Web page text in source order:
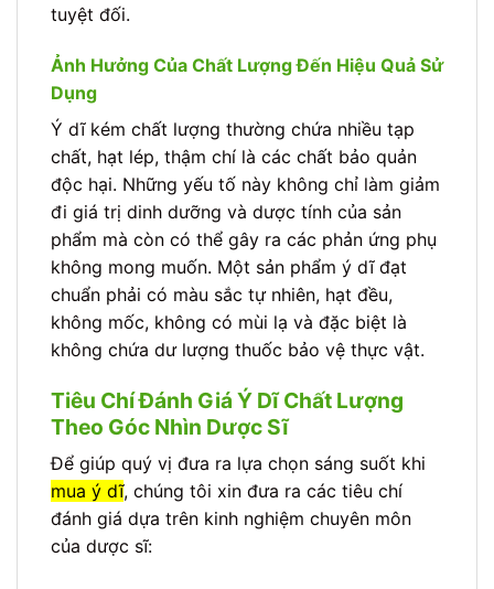
tuyệt đối.
Ảnh Hưởng Của Chất Lượng Đến Hiệu Quả Sử
Dụng
Ý dĩ kém chất lượng thường chứa nhiều tạp
chất, hạt lép, thậm chí là các chất bảo quản
độc hại. Những yếu tố này không chỉ làm giảm
đi giá trị dinh dưỡng và dược tính của sản
phẩm mà còn có thể gây ra các phản ứng phụ
không mong muốn. Một sản phẩm ý dĩ đạt
chuẩn phải có màu sắc tự nhiên, hạt đều,
không mốc, không có mùi lạ và đặc biệt là
không chứa dư lượng thuốc bảo vệ thực vật.
Tiêu Chí Đánh Giá Ý Dĩ Chất Lượng
Theo Góc Nhìn Dược Sĩ
Để giúp quý vị đưa ra lựa chọn sáng suốt khi
mua ý dĩ, chúng tôi xin đưa ra các tiêu chí
đánh giá dựa trên kinh nghiệm chuyên môn
của dược sĩ: